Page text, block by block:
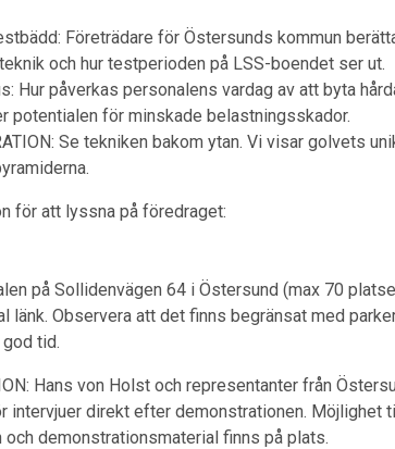
Företrädare för Östersunds kommun
och hur testperioden på LSS-boendet ser ut.
Hur påverkas personalens vardag av att byta
potentialen för minskade belastningsskador.
Se tekniken bakom ytan. Vi visar golvets
för att lyssna på föredraget:
på Sollidenvägen 64 i Östersund (max 70
länk. Observera att det finns begränsat med
tid.
Hans von Holst och representanter från
intervjuer direkt efter demonstrationen. Möjlighet
demonstrationsmaterial finns på plats.